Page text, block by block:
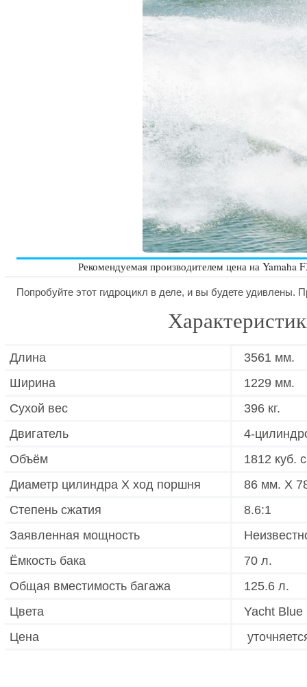
Рекомендуемая производителем цена на
Попробуйте этот гидроцикл в деле, и вы будете удивлены.
Длина
3561 мм.
Ширина
1229 мм.
Сухой вес
396 кг.
Двигатель
4-
Объём
1812 куб.
Диаметр цилиндра X ход поршня
86 мм. X
Степень сжатия
8.6:1
Заявленная мощность
Ёмкость бака
70 л.
Общая вместимость багажа
125.6 л.
Цвета
Yacht Blue
Цена